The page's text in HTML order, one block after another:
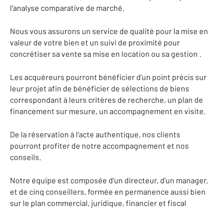
l’analyse comparative de marché.
Nous vous assurons un service de qualité pour la mise en
valeur de votre bien et un suivi de proximité pour
concrétiser sa vente sa mise en location ou sa gestion .
Les acquéreurs pourront bénéficier d’un point précis sur
leur projet afin de bénéficier de sélections de biens
correspondant à leurs critères de recherche, un plan de
financement sur mesure, un accompagnement en visite.
De la réservation à l’acte authentique, nos clients
pourront profiter de notre accompagnement et nos
conseils.
Notre équipe est composée d’un directeur, d’un manager,
et de cinq conseillers, formée en permanence aussi bien
sur le plan commercial, juridique, financier et fiscal